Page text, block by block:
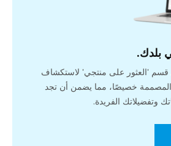
بلدك.
'العثور على منتجي' لاستكشاف
خصيصًا، مما يضمن أن تجد
وتفضيلاتك الفريدة.